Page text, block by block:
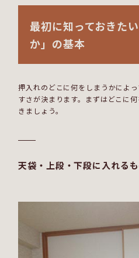
最初に知っておきた
か」の基本
押入れのどこに何をしまうかによ
すさが決まります。まずはどこに
きましょう。
天袋・上段・下段に入れる